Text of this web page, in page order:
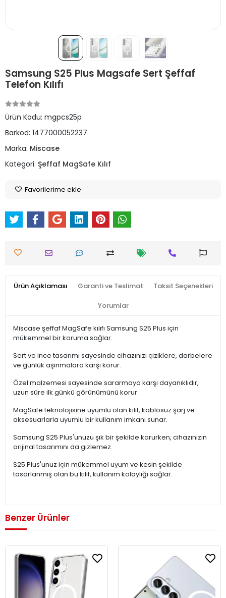
Samsung S25 Plus Magsafe Sert Şeffaf
Telefon Kılıfı
Ürün Kodu: mgpcs25p
Barkod: 1477000052237
Marka: Miscase
Kategori: Şeffaf MagSafe Kılıf
Favorilerime ekle
Ürün Açıklaması Garanti ve Teslimat Taksit Seçenekleri
Yorumlar
Miscase şeffaf MagSafe kılıfı Samsung S25 Plus için
mükemmel bir koruma sağlar.
Sert ve ince tasarımı sayesinde cihazınızı çiziklere, darbelere
ve günlük aşınmalara karşı korur.
Özel malzemesi sayesinde sararmaya karşı dayanıklıdır,
uzun süre ilk günkü görünümünü korur.
MagSafe teknolojisine uyumlu olan kılıf, kablosuz şarj ve
aksesuarlarla uyumlu bir kullanım imkanı sunar.
Samsung S25 Plus'unuzu şık bir şekilde korurken, cihazınızın
orijinal tasarımını da gizlemez.
S25 Plus'unuz için mükemmel uyum ve kesin şekilde
tasarlanmış olan bu kılıf, kullanım kolaylığı sağlar.
Benzer Ürünler